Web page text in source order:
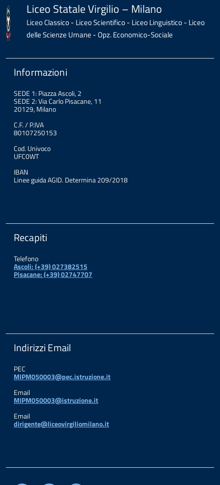
Liceo Statale Virgilio – Milano
Liceo Classico - Liceo Scientifico - Liceo Linguistico - Liceo
delle Scienze Umane - Opz. Economico-Sociale
Informazioni
SEDE 1: Piazza Ascoli, 2
SEDE 2: Via Carlo Pisacane, 11
20129, Milano
C.F. / P.IVA
80107250153
Cod. Univoco
UFC0WT
IBAN
Linee guida AGID. Determina 209/2018
Recapiti
Telefono
Ascoli: (+39) 027382515
Pisacane: (+39) 02747707
Indirizzi Email
PEC
MIPM050003@pec.istruzione.it
Email
MIPM050003@istruzione.it
Email
dirigente@liceovirgiliomilano.it